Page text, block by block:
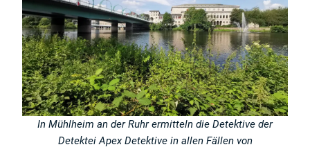
In Mühlheim an der Ruhr ermitteln die Detektive der
Detektei Apex Detektive in allen Fällen von